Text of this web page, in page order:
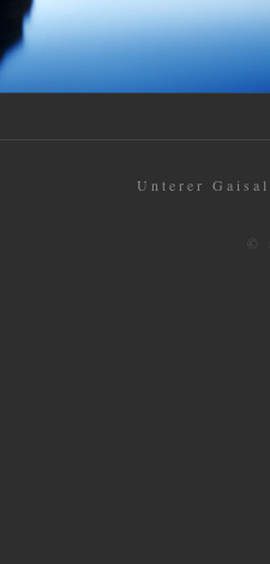
Unterer
©